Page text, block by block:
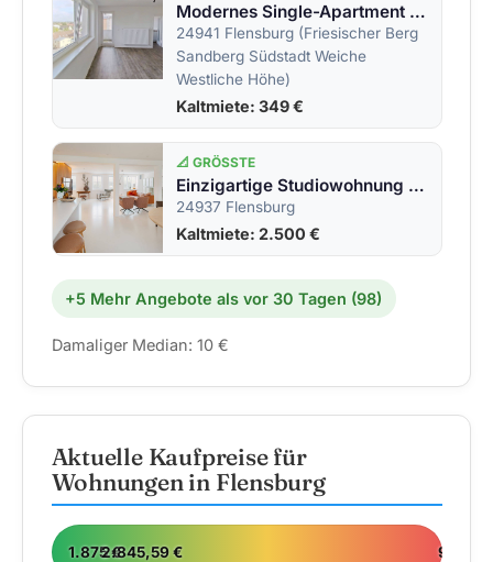
Modernes Single-Apartment mit EINBAUKÜCHE, BALKON und tollem Ausblick
24941 Flensburg (Friesischer Berg
Sandberg Südstadt Weiche
Westliche Höhe)
Kaltmiete: 349 €
📐 GRÖSSTE
Einzigartige Studiowohnung mit Hafenpanorama ! Bitte bewerben Sie sich online !
24937 Flensburg
Kaltmiete: 2.500 €
+5 Mehr Angebote als vor 30 Tagen (98)
Damaliger Median: 10 €
Aktuelle Kaufpreise für
Wohnungen in Flensburg
1.875 €2.845,59 €